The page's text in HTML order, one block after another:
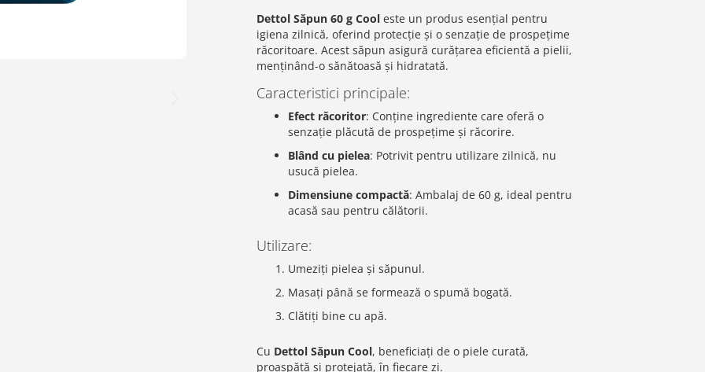
Dettol Săpun 60 g Cool este un produs esențial pentru
igiena zilnică, oferind protecție și o senzație de prospețime
răcoritoare. Acest săpun asigură curățarea eficientă a pielii,
menținând-o sănătoasă și hidratată.
Caracteristici principale:
Efect răcoritor: Conține ingrediente care oferă o
senzație plăcută de prospețime și răcorire.
Blând cu pielea: Potrivit pentru utilizare zilnică, nu
usucă pielea.
Dimensiune compactă: Ambalaj de 60 g, ideal pentru
acasă sau pentru călătorii.
Utilizare:
Umeziți pielea și săpunul.
Masați până se formează o spumă bogată.
Clătiți bine cu apă.
Cu Dettol Săpun Cool, beneficiați de o piele curată,
proaspătă și protejată, în fiecare zi.